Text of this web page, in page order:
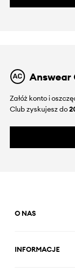
Answear
Załóż konto i
Club zyskujesz do
O NAS
INFORMACJE